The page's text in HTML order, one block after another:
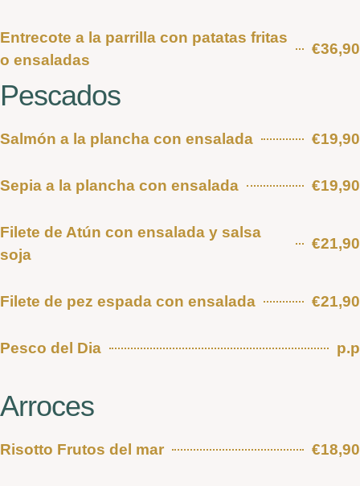
Entrecote a la parrilla con patatas fritas
o ensaladas
€36,90
Pescados
Salmón a la plancha con ensalada €19,90
Sepia a la plancha con ensalada €19,90
Filete de Atún con ensalada y salsa
soja
€21,90
Filete de pez espada con ensalada €21,90
Pesco del Dia p.p
Arroces
Risotto Frutos del mar €18,90